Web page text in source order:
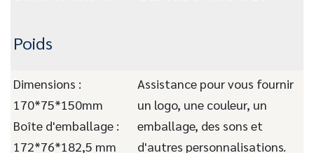
Poids
Dimensions :
170*75*150mm
Boîte d'emballage :
172*76*182,5 mm
Assistance pour vous fournir
un logo, une couleur, un
emballage, des sons et
d'autres personnalisations.